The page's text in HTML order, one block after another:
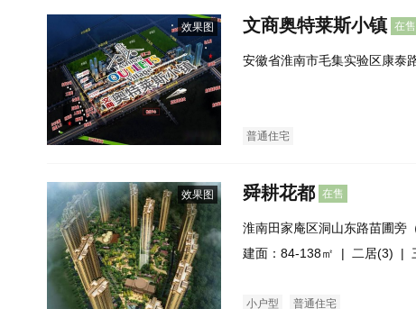
效果图 文商奥特莱斯小镇 在售
安徽省淮南市毛集实验区康泰
普通住宅
效果图 舜耕花都 在售
淮南田家庵区洞山东路苗圃旁
号）
建面：84-138㎡ | 二居(3) |
小户型 普通住宅